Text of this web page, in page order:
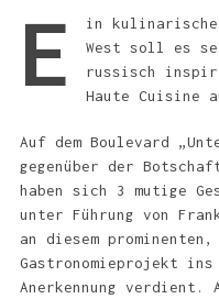
E
in
West soll es
russisch
Haute Cuisine
Auf dem Boulevard
gegenüber der
haben sich 3 mutige
unter Führung von
an diesem
Gastronomieprojekt
Anerkennung verdient.